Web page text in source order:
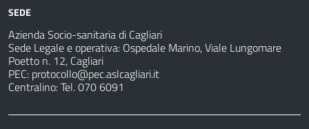
sanitarie
SEDE
Azienda Socio-sanitaria di Cagliari
Sede Legale e operativa: Ospedale Marino, Viale Lungomare
Poetto n. 12, Cagliari
PEC: protocollo@pec.aslcagliari.it
Centralino: Tel. 070 6091